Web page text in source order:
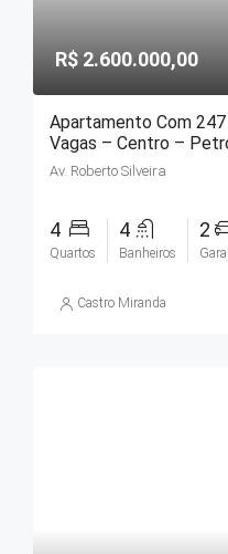
R$ 2.600.000,00
Apartamento Com
Vagas – Centro –
Av. Roberto Silveira
4
Quartos
4
Banheiros
2
Castro Miranda